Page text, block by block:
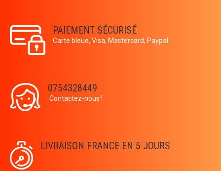
PAIEMENT SÉCURISÉ
Carte bleue, Visa, Mastercard, Paypal
0754328449
Contactez-nous !
LIVRAISON FRANCE EN 5 JOURS